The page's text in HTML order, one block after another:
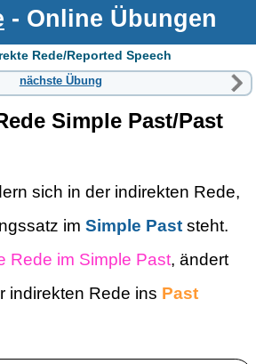
- Online Übungen
Rede/Reported Speech
nächste Übung
Simple Past/Past
sich in der indirekten Rede,
imSimple Past steht.
Rede im Simple Past, ändert
indirekten Rede ins Past